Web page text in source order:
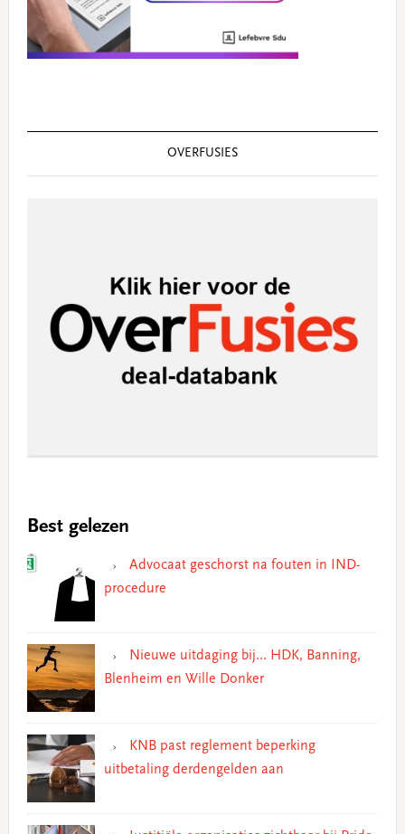
OVERFUSIES
Best gelezen
Advocaat geschorst na fouten in IND-
procedure
Nieuwe uitdaging bij… HDK, Banning,
Blenheim en Wille Donker
KNB past reglement beperking
uitbetaling derdengelden aan